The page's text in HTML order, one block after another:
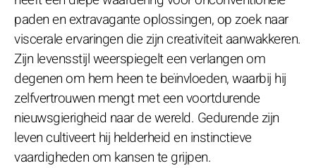
paden en extravagante oplossingen, op zoek naar
viscerale ervaringen die zijn creativiteit aanwakkeren.
Zijn levensstijl weerspiegelt een verlangen om
degenen om hem heen te beïnvloeden, waarbij hij
zelfvertrouwen mengt met een voortdurende
nieuwsgierigheid naar de wereld. Gedurende zijn
leven cultiveert hij helderheid en instinctieve
vaardigheden om kansen te grijpen.